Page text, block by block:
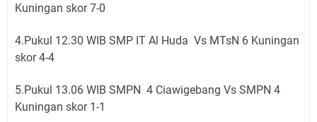
Kuningan skor 7-0
4.Pukul 12.30 WIB SMP IT Al Huda Vs MTsN 6 Kuningan
skor 4-4
5.Pukul 13.06 WIB SMPN 4 Ciawigebang Vs SMPN 4
Kuningan skor 1-1